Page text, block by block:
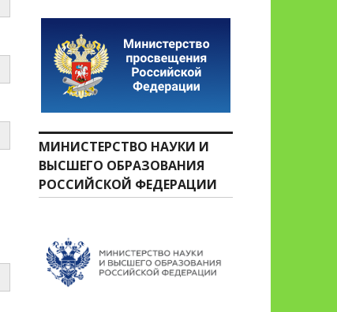
МИНИСТЕРСТВО НАУКИ И
ВЫСШЕГО ОБРАЗОВАНИЯ
РОССИЙСКОЙ ФЕДЕРАЦИИ